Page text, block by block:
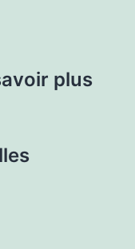
plus